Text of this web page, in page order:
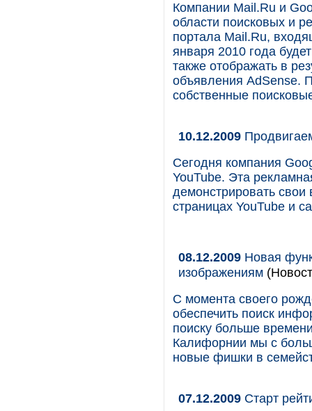
Компании Mail.Ru и
области поисковых и
портала Mail.Ru,
января 2010 года
также отображать в
объявления AdSense.
собственные
10.12.2009
Cегодня компания
YouTube. Эта
демонстрировать
страницах YouTube и
08.12.2009 Новая
изображениям
С момента своего
обеспечить поиск
поиску больше
Калифорнии мы с
новые фишки в
07.12.2009 Старт